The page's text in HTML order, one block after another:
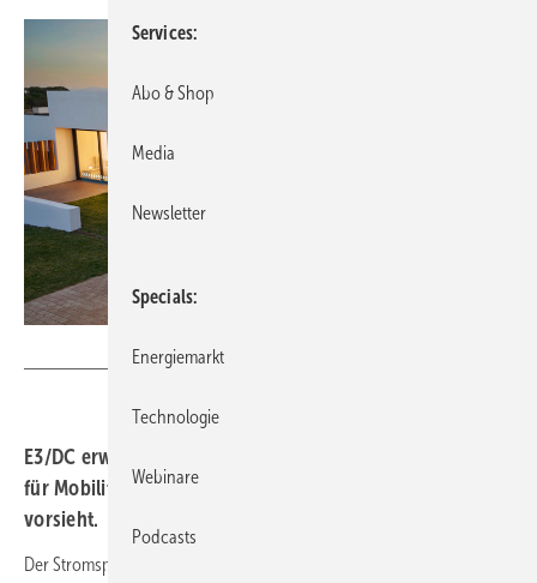
E3/DC erweitert seine solaren Speicher um eine Lösung
für Mobilität, die auch die Abgabe von Strom ins Netz
vorsieht.
Der Stromspeicherspezialist E3/DC erweitert seine solaren
Services
Abo & Shop
Media
Newsletter
Specials
Energiemarkt
Technologie
Webinare
Podcasts